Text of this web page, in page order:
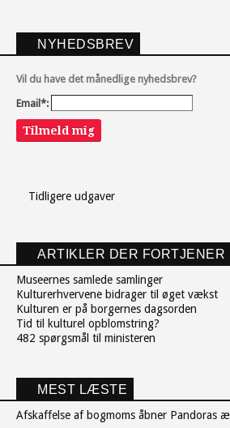
NYHEDSBREV
Vil du have det månedlige nyhedsbrev?
Email*:
Tilmeld mig
Tidligere udgaver
ARTIKLER DER
Museernes samlede samlinger
Kulturerhvervene bidrager til øget vækst
Kulturen er på borgernes dagsorden
Tid til kulturel opblomstring?
482 spørgsmål til ministeren
MEST LÆSTE
Afskaffelse af bogmoms åbner Pandoras